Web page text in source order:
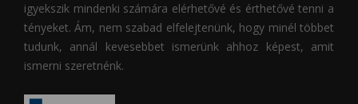
igyekszik mindenki számára elérhetővé és érthetővé tenni a
tényeket. Ám, nem szabad elfelejtenünk, hogy minél többet
tudunk, annál kevesebbet ismerünk ahhoz képest, amit
ismerni szeretnénk.